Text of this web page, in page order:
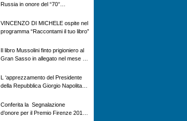
Russia in onore del “70°
Nikolajewka
VINCENZO DI MICHELE ospite nel
programma “Raccontami il tuo libro”
Il libro Mussolini finto prigioniero al
Gran Sasso in allegato nel mese di
Gazzetta di Reggio, Gazzetta di
Modena , La Nuova Ferrara e la
L ‘apprezzamento del Presidente
della Repubblica Giorgio Napolitano
dedicato dall’autore Vincenzo Di
Michele a suo nipote Manuele
Conferita la Segnalazione
d’onore per il Premio Firenze 2010